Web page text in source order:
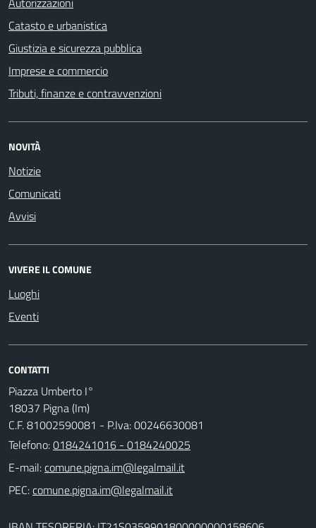
Catasto e urbanistica
Giustizia e sicurezza pubblica
Imprese e commercio
Tributi, finanze e contravvenzioni
NOVITÀ
Notizie
Comunicati
Avvisi
VIVERE IL COMUNE
Luoghi
Eventi
CONTATTI
Piazza Umberto I°
18037 Pigna (Im)
C.F. 81002590081 - P.Iva: 00246630081
Telefono:0184241016 - 0184240025
E-mail:
PEC: